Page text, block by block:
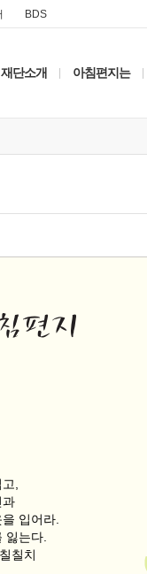
BDS
재단소개 아침편지는
,
과
입어라.
잃는다.
칠치